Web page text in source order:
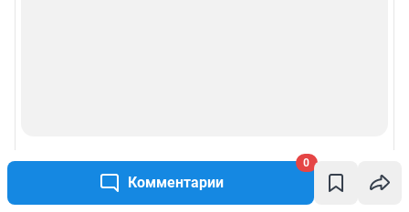
Комментарии
0